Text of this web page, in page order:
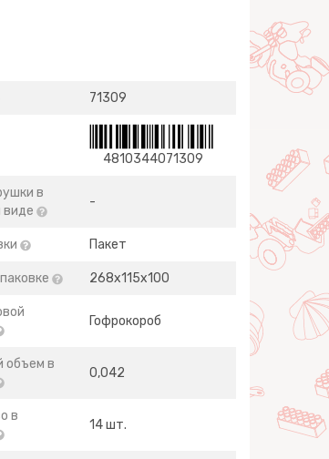
71309
4810344071309
в
виде
-
Пакет
268х115х100
Гофрокороб
объем в
0,042
в
14 шт.